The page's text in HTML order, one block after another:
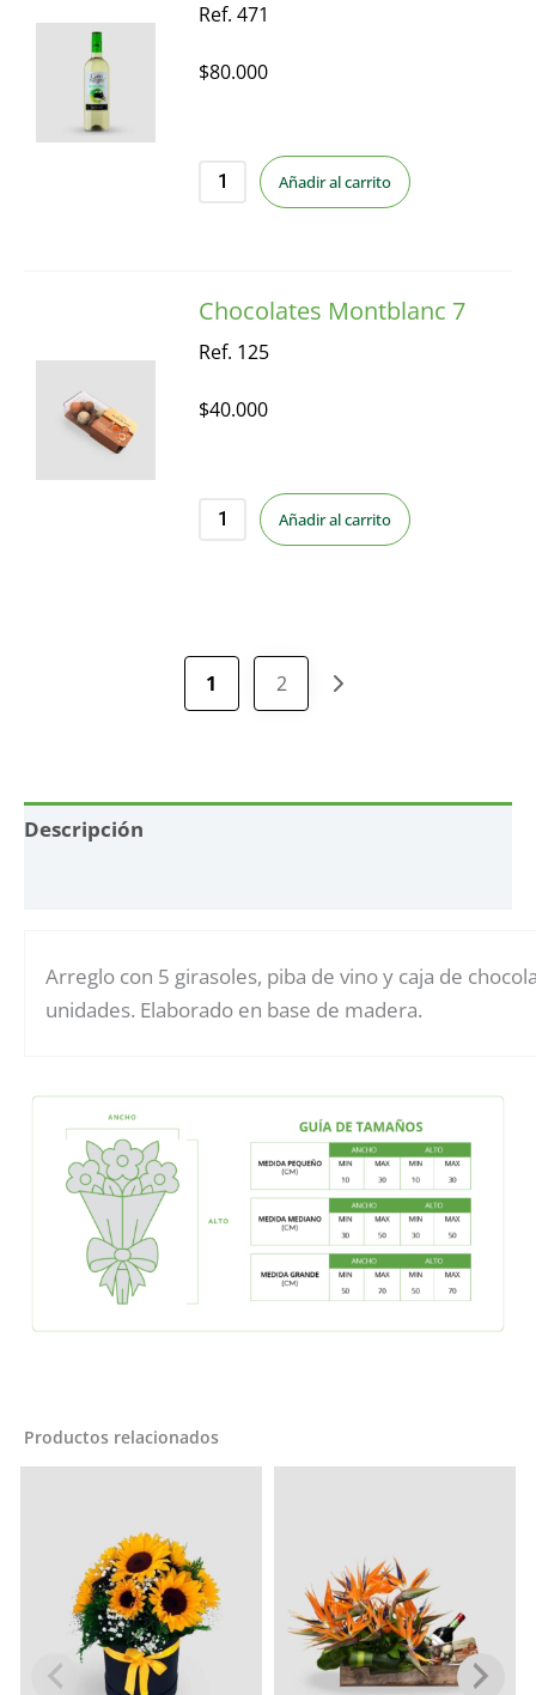
Ref. 471
$80.000
Añadir al carrito
Chocolates Montblanc 7
Ref. 125
$40.000
Añadir al carrito
1 2
Descripción
Arreglo con 5 girasoles, piba de vino y caja de
unidades. Elaborado en base de madera.
Productos relacionados